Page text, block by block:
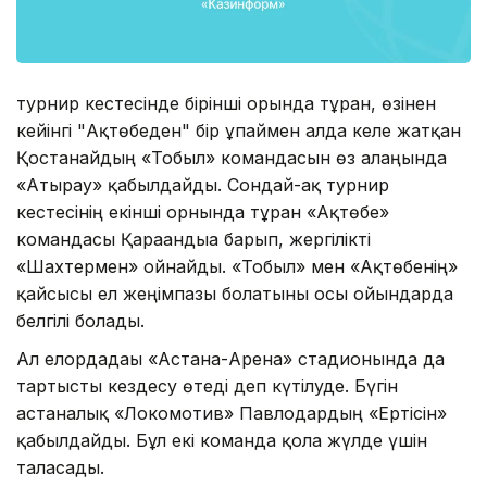
турнир кестесінде бірінші орында тұрған, өзінен
кейінгі "Ақтөбеден" бір ұпаймен алда келе жатқан
Қостанайдың «Тобыл» командасын өз алаңында
«Атырау» қабылдайды. Сондай-ақ турнир
кестесінің екінші орнында тұрған «Ақтөбе»
командасы Қарағандыға барып, жергілікті
«Шахтермен» ойнайды. «Тобыл» мен «Ақтөбенің»
қайсысы ел жеңімпазы болатыны осы ойындарда
белгілі болады.
Ал елордадағы «Астана-Арена» стадионында да
тартысты кездесу өтеді деп күтілуде. Бүгін
астаналық «Локомотив» Павлодардың «Ертісін»
қабылдайды. Бұл екі команда қола жүлде үшін
таласады.